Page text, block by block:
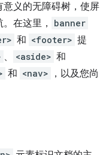
义的无障碍树，使屏
在这里，
banner
和 <footer> 提
、 <aside> 和
和 <nav>
，以及您尚